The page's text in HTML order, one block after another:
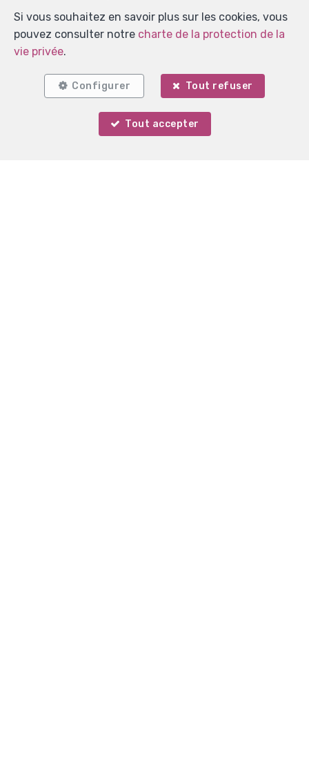
Votre agent
Localiser sur la carte
Si vous souhaitez en savoir plus sur les cookies, vous
pouvez consulter notre charte de la protection de la
vie privée.
Configurer Tout refuser
Tout accepter